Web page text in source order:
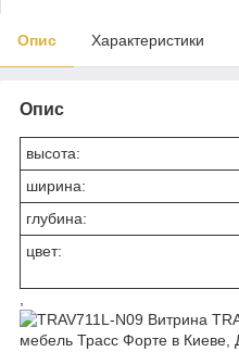
Опис Характеристики
Опис
высота:
ширина:
глубина:
цвет: